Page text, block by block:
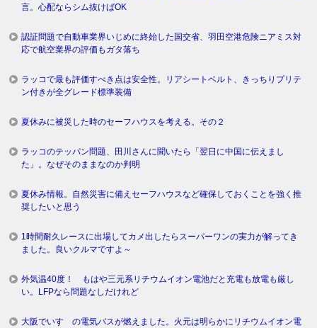
言。心配ならシム抜けばOK
認証問題で自動車業界いじめに終始した国交省、羽田空港危険ニアミス対
応で航空業界の評価もガタ落ち
ラッコで最も評価すべき点は安全性。リアシートベルト、きっちりプリテ
ン付きが全グレード標準装備
夏休みに被災した時のセーフハウスを考える。その２
ラッコのテッパン問題、田川さんに聞いたら「翌日に中国に伝えまし
た」。なぜそのままなのか判明
夏休み情報。自然災害に備えセーフハウスなど確保しておくことを強く推
奨したいと思う
1時間耐久レースに出場してカメ出したらスーパーワンの実力が解ってき
ました。良いクルマですよ～
外気温40度！ もはや三元系リチウムイオン電池だと充電も放電も厳し
い。LFPなら問題なしだけれど
大阪でいすゞの電気バスが燃えました。火元は明らかにリチウムイオン電